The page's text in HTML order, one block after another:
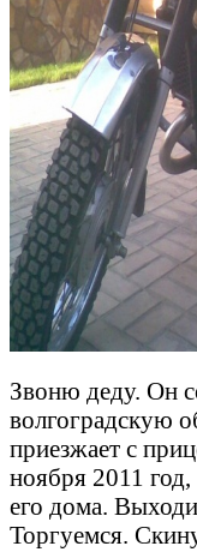
Звоню деду. Он
волгоградскую
приезжает с
ноября 2011
его дома.
Торгуемся.